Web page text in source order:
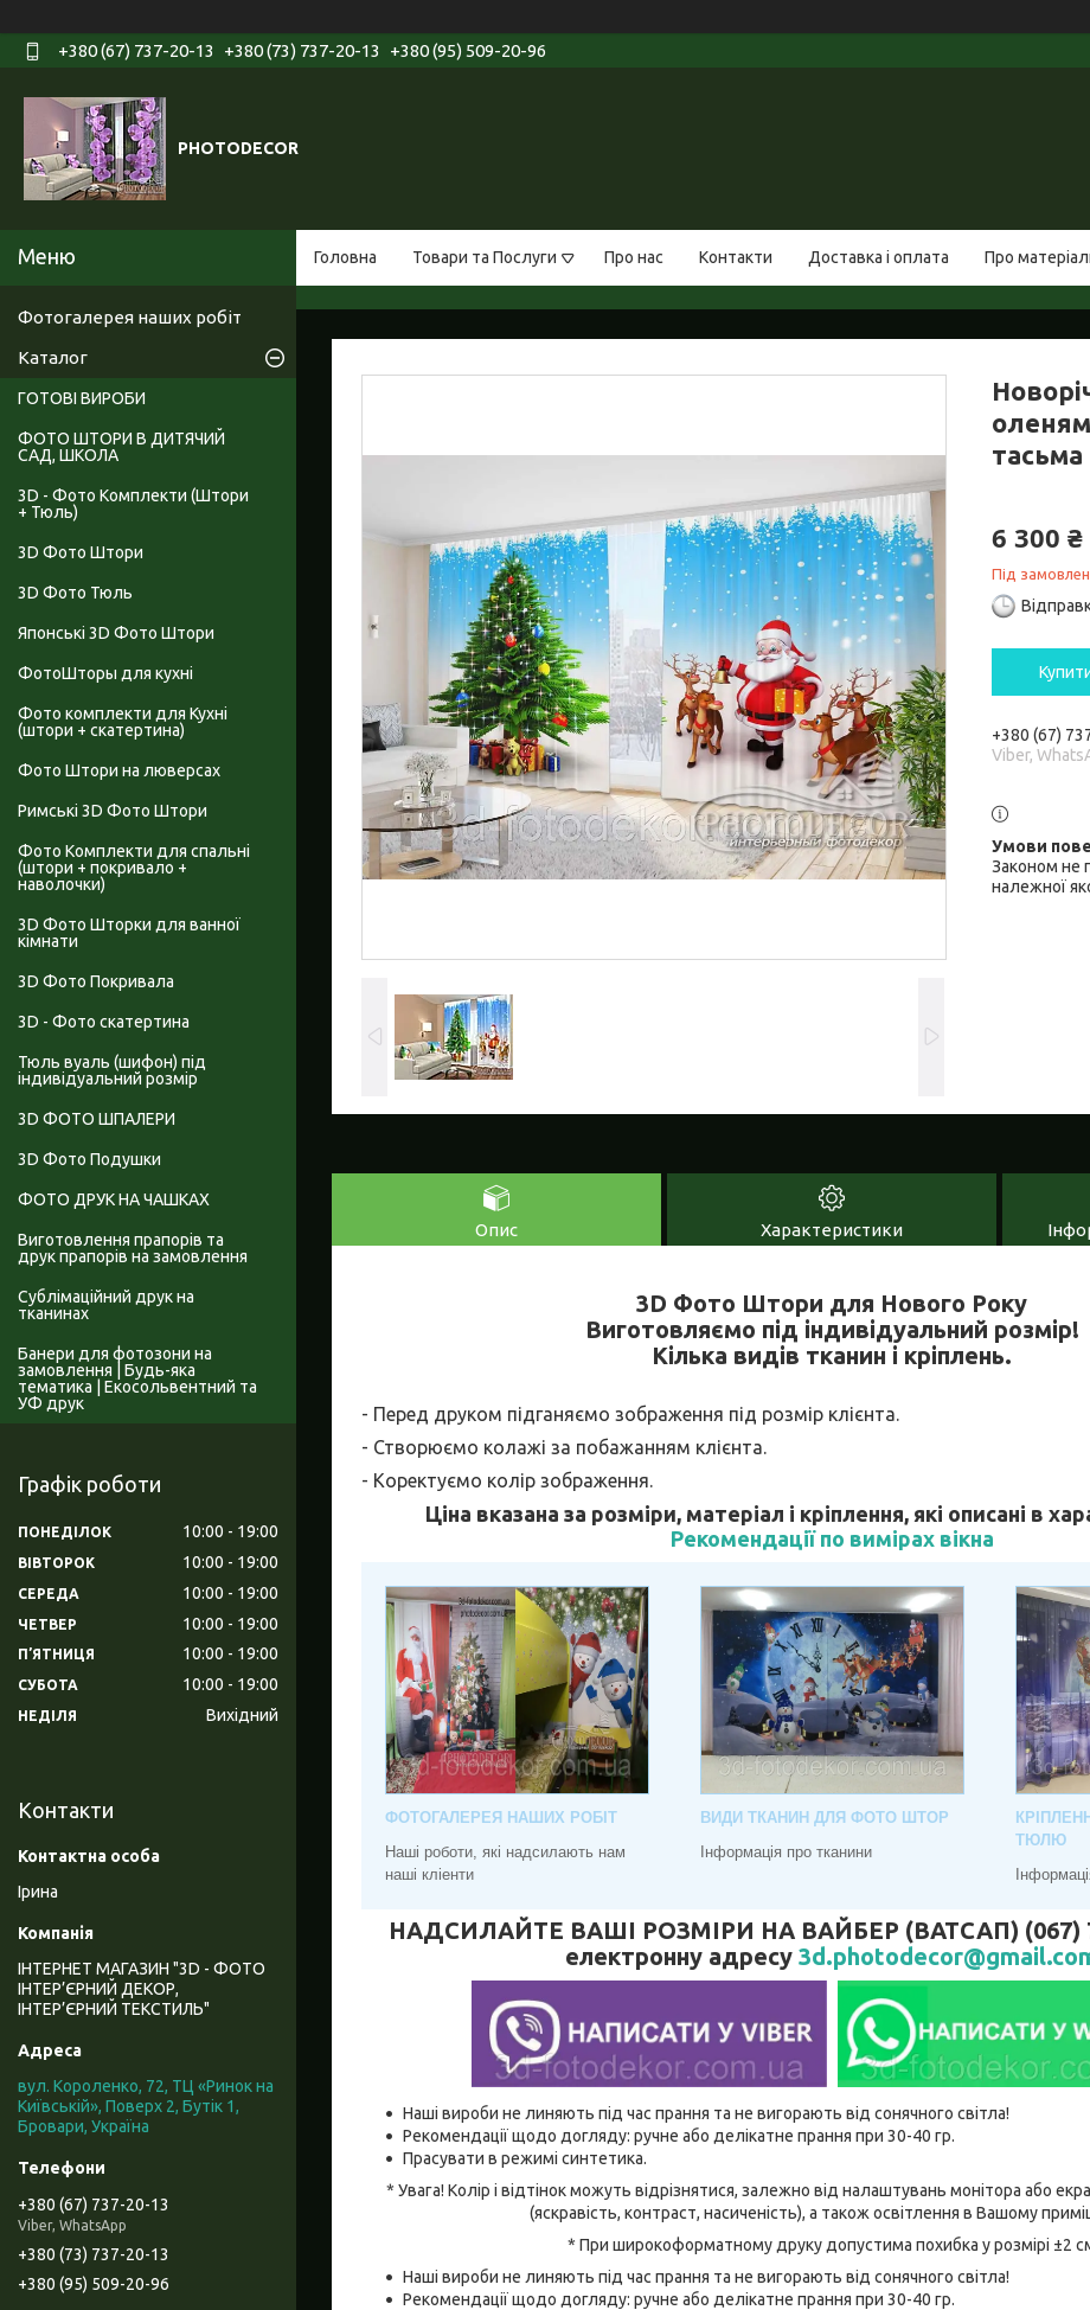
+380 (67) 737-20-13 +380 (73) 737-20-13 +380 (95) 509-20-96
PHOTODECOR
Головна Товари та Послуги Про нас Контакти Доставка і оплата Про
тасьма
6 300 ₴
Під
+380 (67)
Viber,
Законом не
належної
Опис Характеристики
3D Фото Штори для Нового Року
Виготовляємо під індивідуальний розмір!
Кілька видів тканин і кріплень.
- Перед друком підганяємо зображення під розмір клієнта.
- Створюємо колажі за побажанням клієнта.
- Коректуємо колір зображення.
Ціна вказана за розміри, матеріал і кріплення, які описані в
Рекомендації по вимірах вікна
ФОТОГАЛЕРЕЯ НАШИХ РОБІТ
Наші роботи, які надсилають нам
наші кліенти
ВИДИ ТКАНИН ДЛЯ ФОТО ШТОР
Інформація про тканини
ТЮЛЮ
НАДСИЛАЙТЕ ВАШІ РОЗМІРИ НА ВАЙБЕР (ВАТСАП) (067)
електронну адресу
Наші вироби не линяють під час прання та не вигорають від сонячного світла!
Рекомендації щодо догляду: ручне або делікатне прання при 30-40 гр.
Прасувати в режимі синтетика.
* Увага! Колір і відтінок можуть відрізнятися, залежно від налаштувань монітора або
(яскравість, контраст, насиченість), а також освітлення в Вашому
* При широкоформатному друку допустима похибка у розмірі ±2
Наші вироби не линяють під час прання та не вигорають від сонячного світла!
Рекомендації щодо догляду: ручне або делікатне прання при 30-40 гр.
Фотогалерея наших робіт
Каталог
ГОТОВІ ВИРОБИ
ФОТО ШТОРИ В ДИТЯЧИЙ
САД, ШКОЛА
3D - Фото Комплекти (Штори
+ Тюль)
3D Фото Штори
3D Фото Тюль
Японські 3D Фото Штори
ФотоШторы для кухні
Фото комплекти для Кухні
(штори + скатертина)
Фото Штори на люверсах
Римські 3D Фото Штори
Фото Комплекти для спальні
(штори + покривало +
наволочки)
3D Фото Шторки для ванної
кімнати
3D Фото Покривала
3D - Фото скатертина
Тюль вуаль (шифон) під
індивідуальний розмір
3D ФОТО ШПАЛЕРИ
3D Фото Подушки
ФОТО ДРУК НА ЧАШКАХ
Виготовлення прапорів та
друк прапорів на замовлення
Сублімаційний друк на
тканинах
Банери для фотозони на
замовлення | Будь-яка
тематика | Екосольвентний та
УФ друк
Графік роботи
ПОНЕДІЛОК 10:00 19:00
ВІВТОРОК 10:00 19:00
СЕРЕДА 10:00 19:00
ЧЕТВЕР 10:00 19:00
ПʼЯТНИЦЯ 10:00 19:00
СУБОТА 10:00 19:00
НЕДІЛЯ Вихідний
Контакти
Ірина
ІНТЕРНЕТ МАГАЗИН "3D - ФОТО
ІНТЕР’ЄРНИЙ ДЕКОР,
ІНТЕР’ЄРНИЙ ТЕКСТИЛЬ"
вул. Короленко, 72, ТЦ «Ринок на
Київській», Поверх 2, Бутік 1,
Бровари, Україна
+380 (67) 737-20-13
Viber, WhatsApp
+380 (73) 737-20-13
+380 (95) 509-20-96